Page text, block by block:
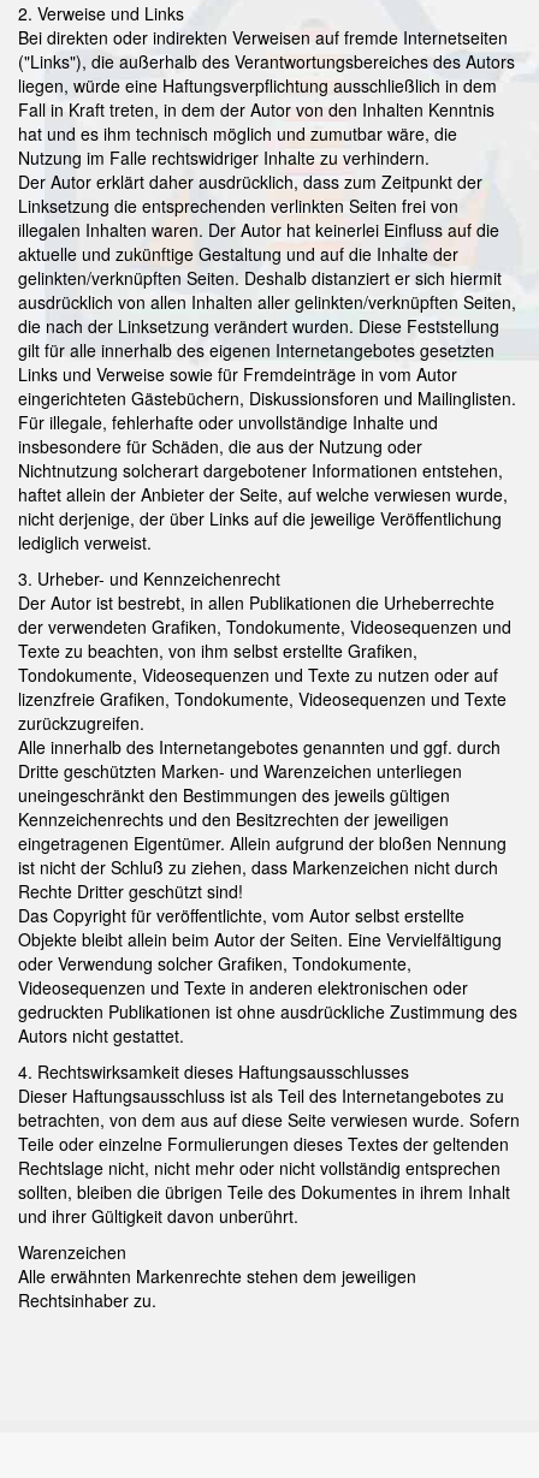
2. Verweise und Links
Bei direkten oder indirekten Verweisen auf fremde Internetseiten
("Links"), die außerhalb des Verantwortungsbereiches des Autors
liegen, würde eine Haftungsverpflichtung ausschließlich in dem
Fall in Kraft treten, in dem der Autor von den Inhalten Kenntnis
hat und es ihm technisch möglich und zumutbar wäre, die
Nutzung im Falle rechtswidriger Inhalte zu verhindern.
Der Autor erklärt daher ausdrücklich, dass zum Zeitpunkt der
Linksetzung die entsprechenden verlinkten Seiten frei von
illegalen Inhalten waren. Der Autor hat keinerlei Einfluss auf die
aktuelle und zukünftige Gestaltung und auf die Inhalte der
gelinkten/verknüpften Seiten. Deshalb distanziert er sich hiermit
ausdrücklich von allen Inhalten aller gelinkten/verknüpften Seiten,
die nach der Linksetzung verändert wurden. Diese Feststellung
gilt für alle innerhalb des eigenen Internetangebotes gesetzten
Links und Verweise sowie für Fremdeinträge in vom Autor
eingerichteten Gästebüchern, Diskussionsforen und Mailinglisten.
Für illegale, fehlerhafte oder unvollständige Inhalte und
insbesondere für Schäden, die aus der Nutzung oder
Nichtnutzung solcherart dargebotener Informationen entstehen,
haftet allein der Anbieter der Seite, auf welche verwiesen wurde,
nicht derjenige, der über Links auf die jeweilige Veröffentlichung
lediglich verweist.
3. Urheber- und Kennzeichenrecht
Der Autor ist bestrebt, in allen Publikationen die Urheberrechte
der verwendeten Grafiken, Tondokumente, Videosequenzen und
Texte zu beachten, von ihm selbst erstellte Grafiken,
Tondokumente, Videosequenzen und Texte zu nutzen oder auf
lizenzfreie Grafiken, Tondokumente, Videosequenzen und Texte
zurückzugreifen.
Alle innerhalb des Internetangebotes genannten und ggf. durch
Dritte geschützten Marken- und Warenzeichen unterliegen
uneingeschränkt den Bestimmungen des jeweils gültigen
Kennzeichenrechts und den Besitzrechten der jeweiligen
eingetragenen Eigentümer. Allein aufgrund der bloßen Nennung
ist nicht der Schluß zu ziehen, dass Markenzeichen nicht durch
Rechte Dritter geschützt sind!
Das Copyright für veröffentlichte, vom Autor selbst erstellte
Objekte bleibt allein beim Autor der Seiten. Eine Vervielfältigung
oder Verwendung solcher Grafiken, Tondokumente,
Videosequenzen und Texte in anderen elektronischen oder
gedruckten Publikationen ist ohne ausdrückliche Zustimmung des
Autors nicht gestattet.
4. Rechtswirksamkeit dieses Haftungsausschlusses
Dieser Haftungsausschluss ist als Teil des Internetangebotes zu
betrachten, von dem aus auf diese Seite verwiesen wurde. Sofern
Teile oder einzelne Formulierungen dieses Textes der geltenden
Rechtslage nicht, nicht mehr oder nicht vollständig entsprechen
sollten, bleiben die übrigen Teile des Dokumentes in ihrem Inhalt
und ihrer Gültigkeit davon unberührt.
Warenzeichen
Alle erwähnten Markenrechte stehen dem jeweiligen
Rechtsinhaber zu.